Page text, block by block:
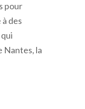
pour
des
Nantes, la